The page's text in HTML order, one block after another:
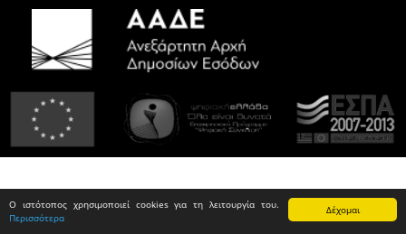
Δέχομαι
Ο ιστότοπος χρησιμοποιεί cookies για τη λειτουργία του.
Περισσότερα